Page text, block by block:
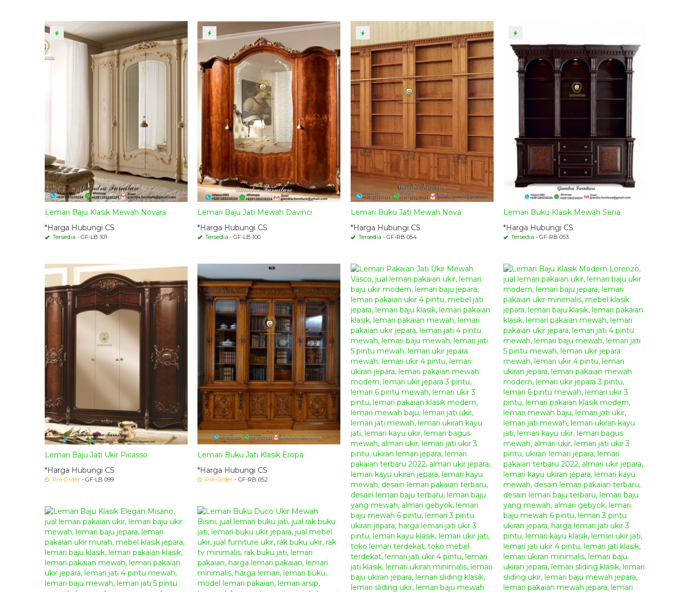
Lemari Baju Klasik Mewah Novara
*Harga Hubungi CS
Tersedia - GF-LB 101
Lemari Baju Jati Mewah Davinci
*Harga Hubungi CS
Tersedia - GF-LB 100
Lemari Buku Jati Mewah Nova
*Harga Hubungi CS
Tersedia - GF-RB 054
Lemari Buku Klasik Mewah Sena
*Harga Hubungi CS
Tersedia - GF-RB 053
Lemari Baju Jati Ukir Picasso
*Harga Hubungi CS
Pre Order - GF-LB 099
Lemari Buku Jati Klasik Eropa
*Harga Hubungi CS
Pre Order - GF-RB 052